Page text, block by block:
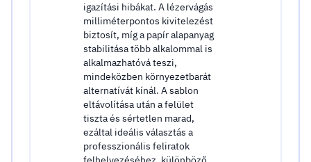
igazítási hibákat. A lézervágás
milliméterpontos kivitelezést
biztosít, míg a papír alapanyag
stabilitása több alkalommal is
alkalmazhatóvá teszi,
mindeközben környezetbarát
alternatívát kínál. A sablon
eltávolítása után a felület
tiszta és sértetlen marad,
ezáltal ideális választás a
professzionális feliratok